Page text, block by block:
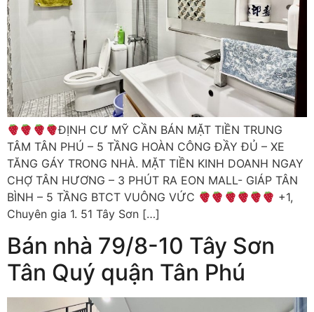
ĐỊNH CƯ MỸ CẦN BÁN MẶT TIỀN TRUNG
TÂM TÂN PHÚ – 5 TẦNG HOÀN CÔNG ĐẦY ĐỦ – XE
TĂNG GÁY TRONG NHÀ. MẶT TIỀN KINH DOANH NGAY
CHỢ TÂN HƯƠNG – 3 PHÚT RA EON MALL- GIÁP TÂN
BÌNH – 5 TẦNG BTCT VUÔNG VỨC
+1,
Chuyên gia 1. 51 Tây Sơn […]
Bán nhà 79/8-10 Tây Sơn
Tân Quý quận Tân Phú